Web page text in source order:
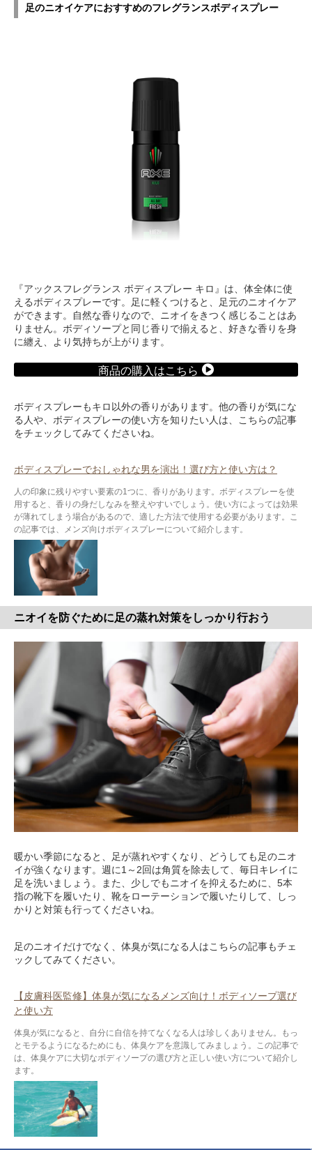
足のニオイケアにおすすめのフレグランスボディスプレー
『アックスフレグランス ボディスプレー キロ』は、体全体に使
えるボディスプレーです。足に軽くつけると、足元のニオイケア
ができます。自然な香りなので、ニオイをきつく感じることはあ
りません。ボディソープと同じ香りで揃えると、好きな香りを身
に纏え、より気持ちが上がります。
商品の購入はこちら
ボディスプレーもキロ以外の香りがあります。他の香りが気にな
る人や、ボディスプレーの使い方を知りたい人は、こちらの記事
をチェックしてみてくださいね。
ボディスプレーでおしゃれな男を演出！選び方と使い方は？
人の印象に残りやすい要素の1つに、香りがあります。ボディスプレーを使
用すると、香りの身だしなみを整えやすいでしょう。使い方によっては効果
が薄れてしまう場合があるので、適した方法で使用する必要があります。こ
の記事では、メンズ向けボディスプレーについて紹介します。
ニオイを防ぐために足の蒸れ対策をしっかり行おう
暖かい季節になると、足が蒸れやすくなり、どうしても足のニオ
イが強くなります。週に1～2回は角質を除去して、毎日キレイに
足を洗いましょう。また、少しでもニオイを抑えるために、5本
指の靴下を履いたり、靴をローテーションで履いたりして、しっ
かりと対策も行ってくださいね。
足のニオイだけでなく、体臭が気になる人はこちらの記事もチェ
ックしてみてください。
【皮膚科医監修】体臭が気になるメンズ向け！ボディソープ選び
と使い方
体臭が気になると、自分に自信を持てなくなる人は珍しくありません。もっ
とモテるようになるためにも、体臭ケアを意識してみましょう。この記事で
は、体臭ケアに大切なボディソープの選び方と正しい使い方について紹介し
ます。